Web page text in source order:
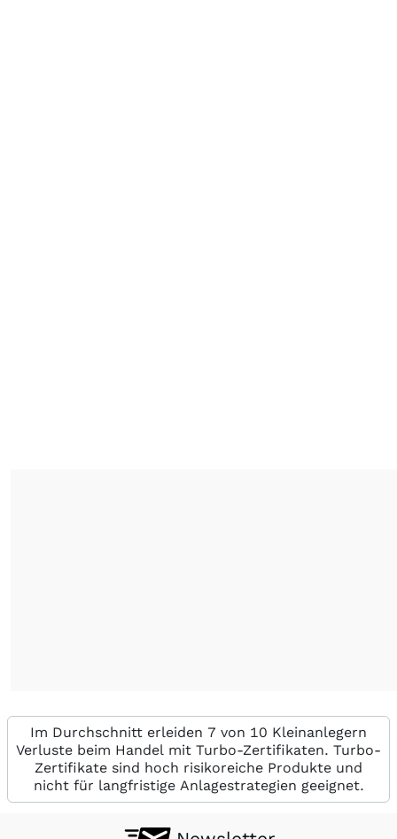
Im Durchschnitt erleiden 7 von 10 Kleinanlegern
Verluste beim Handel mit Turbo-Zertifikaten. Turbo-
Zertifikate sind hoch risikoreiche Produkte und
nicht für langfristige Anlagestrategien geeignet.